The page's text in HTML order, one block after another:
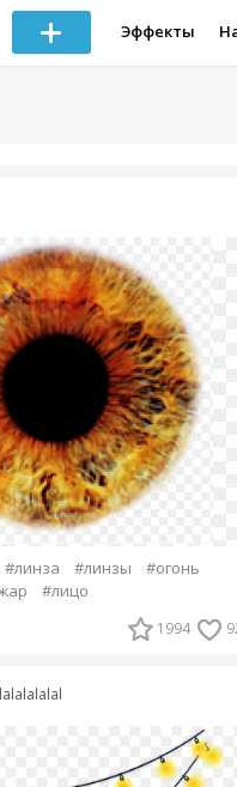
Эффекты
#линза #линзы
#огонь
#лицо
1994